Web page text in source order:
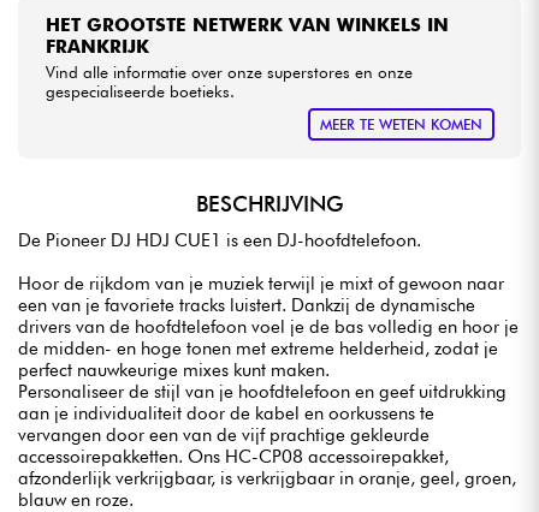
HET GROOTSTE NETWERK VAN WINKELS IN
FRANKRIJK
Vind alle informatie over onze superstores en onze
gespecialiseerde boetieks.
MEER TE WETEN KOMEN
BESCHRIJVING
De Pioneer DJ HDJ CUE1 is een DJ-hoofdtelefoon.
Hoor de rijkdom van je muziek terwijl je mixt of gewoon naar
een van je favoriete tracks luistert. Dankzij de dynamische
drivers van de hoofdtelefoon voel je de bas volledig en hoor je
de midden- en hoge tonen met extreme helderheid, zodat je
perfect nauwkeurige mixes kunt maken.
Personaliseer de stijl van je hoofdtelefoon en geef uitdrukking
aan je individualiteit door de kabel en oorkussens te
vervangen door een van de vijf prachtige gekleurde
accessoirepakketten. Ons HC-CP08 accessoirepakket,
afzonderlijk verkrijgbaar, is verkrijgbaar in oranje, geel, groen,
blauw en roze.